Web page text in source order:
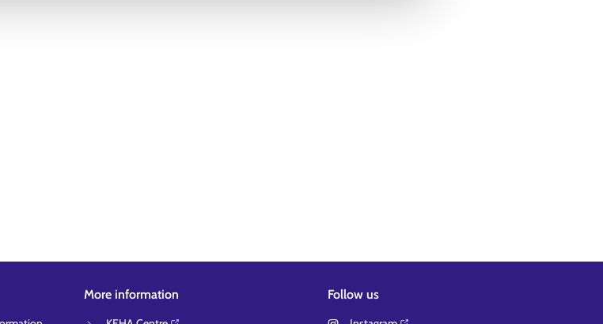
More information Follow us